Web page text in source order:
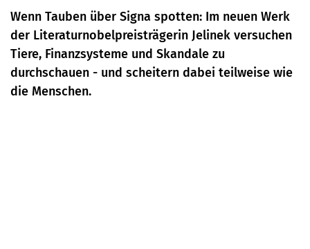
Wenn Tauben über Signa spotten: Im neuen Werk
der Literaturnobelpreisträgerin Jelinek versuchen
Tiere, Finanzsysteme und Skandale zu
durchschauen - und scheitern dabei teilweise wie
die Menschen.